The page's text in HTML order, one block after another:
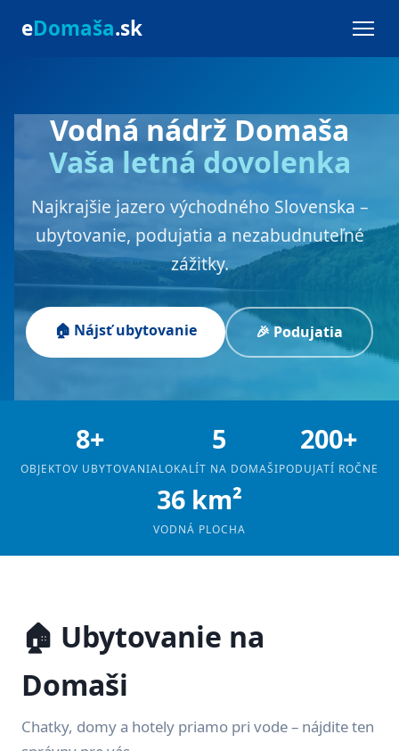
eDomaša.sk
Vodná nádrž Domaša
Vaša letná dovolenka
Najkrajšie jazero východného Slovenska –
ubytovanie, podujatia a nezabudnuteľné
zážitky.
🏠 Nájsť ubytovanie 🎉 Podujatia
8+
OBJEKTOV UBYTOVANIA
5
LOKALÍT NA DOMAŠI
200+
PODUJATÍ ROČNE
36 km²
VODNÁ PLOCHA
🏠 Ubytovanie na
Domaši
Chatky, domy a hotely priamo pri vode – nájdite ten